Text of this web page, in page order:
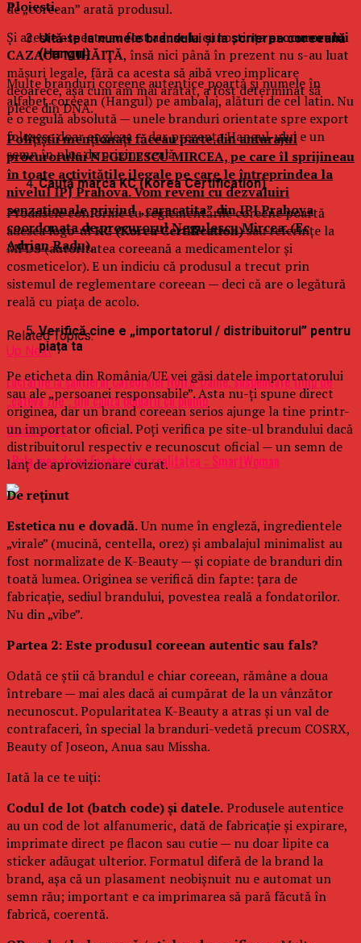
Ploiesti.
Și aceste aspecte au fost aduse la cunoștințaprocurorului
CAZACU MIHĂIȚĂ, însă nici până în prezent nu s-au luat
măsuri legale, fără ca acesta să aibă vreo implicare
deoarece, așa cum am mai arătat, a fost determinat să
plece din DNA.
Polițiștii menționați făceau parte din anturajul
procurorului NEGULESCU MIRCEA, pe care îl sprijineau
în toate activitățile ilegale pe care le întreprindea la
nivelul IPJ Prahova. Vom reveni cu dezvaluiri
senzationale privind „caracatita” din IPJ Prahova
coordonata de procurorul Negulescu Mircea. (Ec
Adrian Radu).
Related Topics:
Up Next
Lucrările la şantierul Catedralei Notre-Dame, suspendate timp de
„câteva zile”, din cauza poluării cu plumb
Don't Miss
: Bula mea de pe Facebook vs realitatea :: SmartWoman
de „coreean” arată produsul.
Uită-te la numele brandului și la scrierea coreeană
(Hangul)
Multe branduri coreene autentice poartă și numele în
alfabet coreean (Hangul) pe ambalaj, alături de cel latin. Nu
e o regulă absolută — unele branduri orientate spre export
folosesc doar engleza — dar prezența Hangul-ului e un
semn în plus de origine reală.
Caută marca KC (Korea Certification)
Produsele conforme cu reglementările coreene poartă
adesea logo-ulKC (Korea Certification)sau referințe la
MFDS (autoritatea coreeană a medicamentelor și
cosmeticelor). E un indiciu că produsul a trecut prin
sistemul de reglementare coreean — deci că are o legătură
reală cu piața de acolo.
Verifică cine e „importatorul / distribuitorul” pentru
piața ta
Pe eticheta din România/UE vei găsi datele importatorului
sau ale „persoanei responsabile”. Asta nu-ți spune direct
originea, dar un brand coreean serios ajunge la tine printr-
un importator oficial. Poți verifica pe site-ul brandului dacă
distribuitorul respectiv e recunoscut oficial — un semn de
lanț de aprovizionare curat.
De reținut
Estetica nu e dovadă.Un nume în engleză, ingredientele
„virale” (mucină, centella, orez) și ambalajul minimalist au
fost normalizate de K-Beauty — și copiate de branduri din
toată lumea. Originea se verifică din fapte: țara de
fabricație, sediul brandului, povestea reală a fondatorilor.
Nu din „vibe”.
Partea 2: Este produsul coreean autentic sau fals?
Odată ce știi că brandul e chiar coreean, rămâne a doua
întrebare — mai ales dacă ai cumpărat de la un vânzător
necunoscut. Popularitatea K-Beauty a atras și un val de
contrafaceri, în special la branduri-vedetă precum COSRX,
Beauty of Joseon, Anua sau Missha.
Iată la ce te uiți:
Codul de lot (batch code) și datele.Produsele autentice
au un cod de lot alfanumeric, dată de fabricație și expirare,
imprimate direct pe flacon sau cutie — nu doar lipite ca
sticker adăugat ulterior. Formatul diferă de la brand la
brand, așa că un plasament neobișnuit nu e automat un
semn rău; important e ca imprimarea să pară făcută în
fabrică, coerentă.